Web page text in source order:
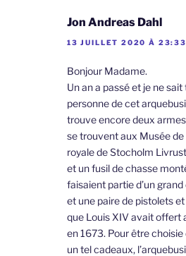
Jon Andreas Dahl
13 JUILLET 2020 À 23:33
Bonjour Madame.
Un an a passé et je ne
personne de cet
trouve encore deux
se trouvent aux Musée de
royale de Stocholm
et un fusil de chasse
faisaient partie d’un
et une paire de pistolets
que Louis XIV avait offert
en 1673. Pour être
un tel cadeaux,